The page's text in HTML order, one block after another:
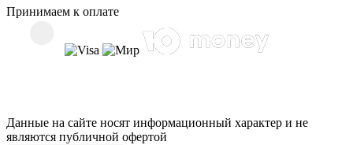
Принимаем к оплате
Данные на сайте носят информационный характер и не
являются публичной офертой